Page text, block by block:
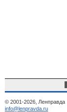
© 2001-2026, Ленправда
info@lenpravda.ru